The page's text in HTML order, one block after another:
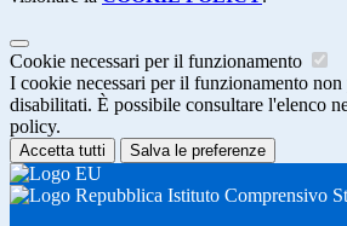
Cookie necessari per il funzionamento
I cookie necessari per il funzionamento non
disabilitati. È possibile consultare l'elenco
policy.
Accetta tutti Salva le preferenze
Istituto Comprensivo